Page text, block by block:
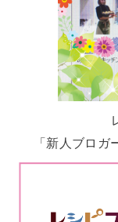
「新人ブロ